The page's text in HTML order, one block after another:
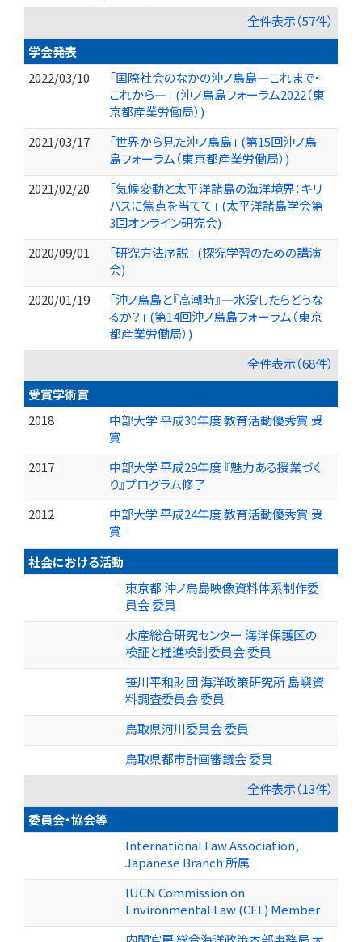
全件表示（57件）
学会発表
2022/03/10
「国際社会のなかの沖ノ鳥島―これまで・
これから―」 (沖ノ鳥島フォーラム2022（東
京都産業労働局）)
2021/03/17
「世界から見た沖ノ鳥島」 (第15回沖ノ鳥
島フォーラム（東京都産業労働局）)
2021/02/20
「気候変動と太平洋諸島の海洋境界：キリ
バスに焦点を当てて」 (太平洋諸島学会第
3回オンライン研究会)
2020/09/01
「研究方法序説」 (探究学習のための講演
会)
2020/01/19
「沖ノ鳥島と『高潮時』―水没したらどうな
るか？」 (第14回沖ノ鳥島フォーラム（東京
都産業労働局）)
全件表示（68件）
受賞学術賞
2018
中部大学 平成30年度 教育活動優秀賞 受
賞
2017
中部大学 平成29年度 『魅力ある授業づく
り』プログラム修了
2012
中部大学 平成24年度 教育活動優秀賞 受
賞
社会における活動
東京都 沖ノ鳥島映像資料体系制作委
員会 委員
水産総合研究センター 海洋保護区の
検証と推進検討委員会 委員
笹川平和財団 海洋政策研究所 島嶼資
料調査委員会 委員
鳥取県河川委員会 委員
鳥取県都市計画審議会 委員
全件表示（13件）
委員会・協会等
International Law Association,
Japanese Branch 所属
IUCN Commission on
Environmental Law (CEL) Member